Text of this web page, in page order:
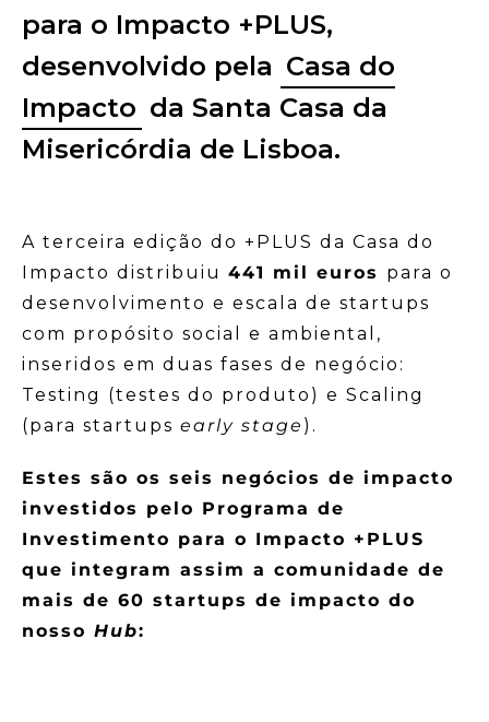
para o Impacto +PLUS,
desenvolvido pela Casa do
Impacto da Santa Casa da
Misericórdia de Lisboa.
A terceira edição do +PLUS da Casa do
Impacto distribuiu 441 mil euros para o
desenvolvimento e escala de startups
com propósito social e ambiental,
inseridos em duas fases de negócio:
Testing (testes do produto) e Scaling
(para startups early stage ).
Estes são os seis negócios de impacto
investidos pelo Programa de
Investimento para o Impacto +PLUS
que integram assim a comunidade de
mais de 60 startups de impacto do
nosso Hub: